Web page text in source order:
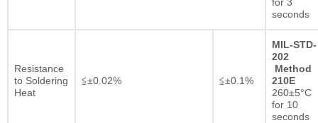
seconds
Resistance
to Soldering
Heat
≦±0.02% ≦±0.1%
MIL-STD-
202
Method
210E
260±5°C
for 10
seconds